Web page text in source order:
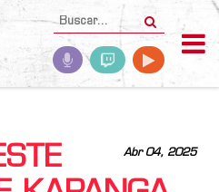
Abr 04, 2025